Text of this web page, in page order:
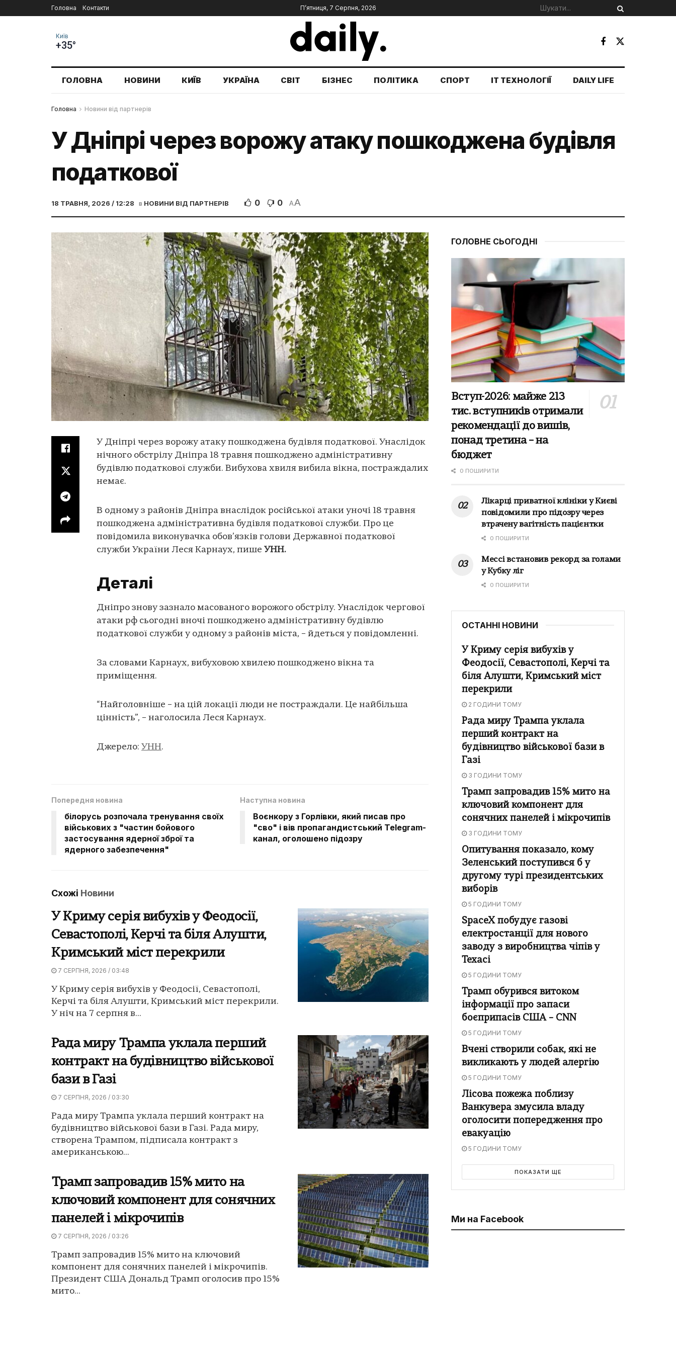
Головна Контакти П’ятниця, 7 Серпня, 2026
Київ
+35°
ГОЛОВНА НОВИНИ КИЇВ УКРАЇНА СВІТ БІЗНЕС ПОЛІТИКА СПОРТ IT ТЕХНОЛОГІЇ DAILY LIFE
Головна Новини від партнерів
У Дніпрі через ворожу атаку пошкоджена будівля
податкової
18 ТРАВНЯ, 2026 / 12:28 в НОВИНИ ВІД ПАРТНЕРІВ 0 0 AA
У Дніпрі через ворожу атаку пошкоджена будівля податкової. Унаслідок
нічного обстрілу Дніпра 18 травня пошкоджено адміністративну
будівлю податкової служби. Вибухова хвиля вибила вікна, постраждалих
немає.
В одному з районів Дніпра внаслідок російської атаки уночі 18 травня
пошкоджена адміністративна будівля податкової служби. Про це
повідомила виконувачка обов’язків голови Державної податкової
служби України Леся Карнаух, пише УНН.
Деталі
Дніпро знову зазнало масованого ворожого обстрілу. Унаслідок чергової
атаки рф сьогодні вночі пошкоджено адміністративну будівлю
податкової служби у одному з районів міста, – йдеться у повідомленні.
За словами Карнаух, вибуховою хвилею пошкоджено вікна та
приміщення.
“Найголовніше – на цій локації люди не постраждали. Це найбільша
цінність”, – наголосила Леся Карнаух.
Джерело: УНН.
Попередня новина
білорусь розпочала тренування своїх
військових з "частин бойового
застосування ядерної зброї та
ядерного забезпечення"
Наступна новина
Воєнкору з Горлівки, який писав про
"сво" і вів пропагандистський Telegram-
канал, оголошено підозру
Схожі Новини
У Криму серія вибухів у Феодосії,
Севастополі, Керчі та біля Алушти,
Кримський міст перекрили
7 СЕРПНЯ, 2026 / 03:48
У Криму серія вибухів у Феодосії, Севастополі,
Керчі та біля Алушти, Кримський міст перекрили.
У ніч на 7 серпня в...
Рада миру Трампа уклала перший
контракт на будівництво військової
бази в Газі
7 СЕРПНЯ, 2026 / 03:30
Рада миру Трампа уклала перший контракт на
будівництво військової бази в Газі. Рада миру,
створена Трампом, підписала контракт з
американською...
Трамп запровадив 15% мито на
ключовий компонент для сонячних
панелей і мікрочипів
7 СЕРПНЯ, 2026 / 03:26
Трамп запровадив 15% мито на ключовий
компонент для сонячних панелей і мікрочипів.
Президент США Дональд Трамп оголосив про 15%
мито...
ГОЛОВНЕ СЬОГОДНІ
Вступ-2026: майже 213
тис. вступників отримали
рекомендації до вишів,
понад третина – на
бюджет
0 ПОШИРИТИ
Лікарці приватної клініки у Києві
повідомили про підозру через
втрачену вагітність пацієнтки
0 ПОШИРИТИ
Мессі встановив рекорд за голами
у Кубку ліг
0 ПОШИРИТИ
ОСТАННІ НОВИНИ
У Криму серія вибухів у
Феодосії, Севастополі, Керчі та
біля Алушти, Кримський міст
перекрили
2 ГОДИНИ ТОМУ
Рада миру Трампа уклала
перший контракт на
будівництво військової бази в
Газі
3 ГОДИНИ ТОМУ
Трамп запровадив 15% мито на
ключовий компонент для
сонячних панелей і мікрочипів
3 ГОДИНИ ТОМУ
Опитування показало, кому
Зеленський поступився б у
другому турі президентських
виборів
5 ГОДИНИ ТОМУ
SpaceX побудує газові
електростанції для нового
заводу з виробництва чіпів у
Техасі
5 ГОДИНИ ТОМУ
Трамп обурився витоком
інформації про запаси
боєприпасів США – CNN
5 ГОДИНИ ТОМУ
Вчені створили собак, які не
викликають у людей алергію
5 ГОДИНИ ТОМУ
Лісова пожежа поблизу
Ванкувера змусила владу
оголосити попередження про
евакуацію
5 ГОДИНИ ТОМУ
ПОКАЗАТИ ЩЕ
Ми на Facebook